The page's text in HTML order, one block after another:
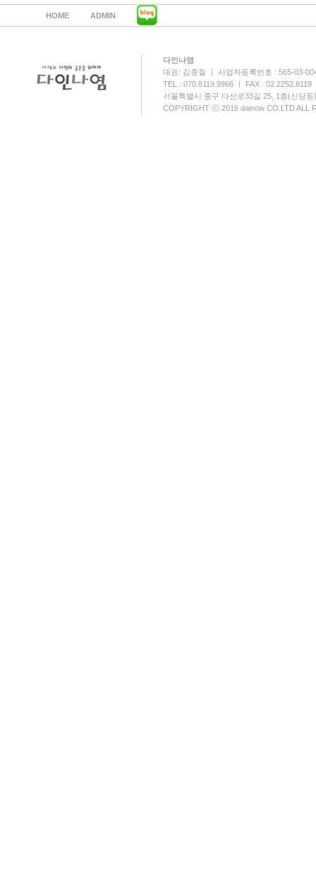
HOME ADMIN
다인나염
대표: 김종철 ㅣ 사업자등록번호 : 565-03-
TEL : 070.8119.9966 ㅣ FAX : 02.2252.8119
서울특별시 중구 다산로33길 25, 1층(신당동)
COPYRIGHT ⓒ 2016 dainow CO.LTD ALL